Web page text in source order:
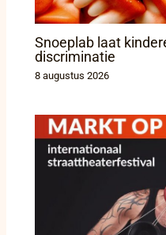
Snoeplab laat
discriminatie
8 augustus 2026